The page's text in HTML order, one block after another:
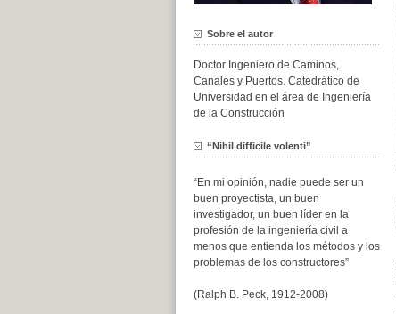
Sobre el autor
Doctor Ingeniero de Caminos,
Canales y Puertos. Catedrático de
Universidad en el área de Ingeniería
de la Construcción
“Nihil difficile volenti”
“En mi opinión, nadie puede ser un
buen proyectista, un buen
investigador, un buen líder en la
profesión de la ingeniería civil a
menos que entienda los métodos y los
problemas de los constructores”
(Ralph B. Peck, 1912-2008)